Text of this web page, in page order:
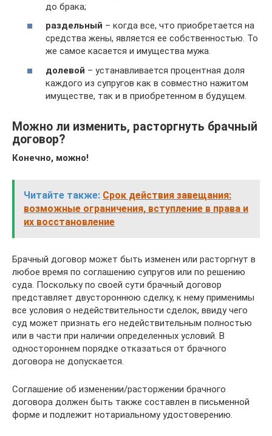
до брака;
раздельный – когда все, что приобретается на
средства жены, является ее собственностью. То
же самое касается и имущества мужа.
долевой – устанавливается процентная доля
каждого из супругов как в совместно нажитом
имуществе, так и в приобретенном в будущем.
Можно ли изменить, расторгнуть брачный
договор?
Конечно, можно!
Читайте также: Срок действия завещания:
возможные ограничения, вступление в права и
их восстановление
Брачный договор может быть изменен или расторгнут в
любое время по соглашению супругов или по решению
суда. Поскольку по своей сути брачный договор
представляет двустороннюю сделку, к нему применимы
все условия о недействительности сделок, ввиду чего
суд может признать его недействительным полностью
или в части при наличии определенных условий. В
одностороннем порядке отказаться от брачного
договора не допускается.
Соглашение об изменении/расторжении брачного
договора должен быть также составлен в письменной
форме и подлежит нотариальному удостоверению.